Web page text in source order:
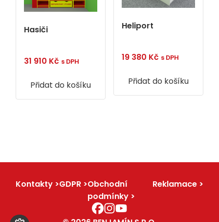
Hasiči
31 910 Kč s DPH
Přidat do košíku
Heliport
19 380 Kč s DPH
Přidat do košíku
Kontakty GDPR
Obchodní
podmínky
Reklamace